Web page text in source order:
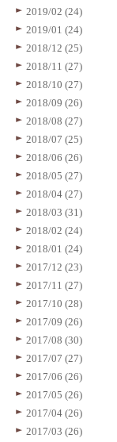
2019/02 (24)
2019/01 (24)
2018/12 (25)
2018/11 (27)
2018/10 (27)
2018/09 (26)
2018/08 (27)
2018/07 (25)
2018/06 (26)
2018/05 (27)
2018/04 (27)
2018/03 (31)
2018/02 (24)
2018/01 (24)
2017/12 (23)
2017/11 (27)
2017/10 (28)
2017/09 (26)
2017/08 (30)
2017/07 (27)
2017/06 (26)
2017/05 (26)
2017/04 (26)
2017/03 (26)